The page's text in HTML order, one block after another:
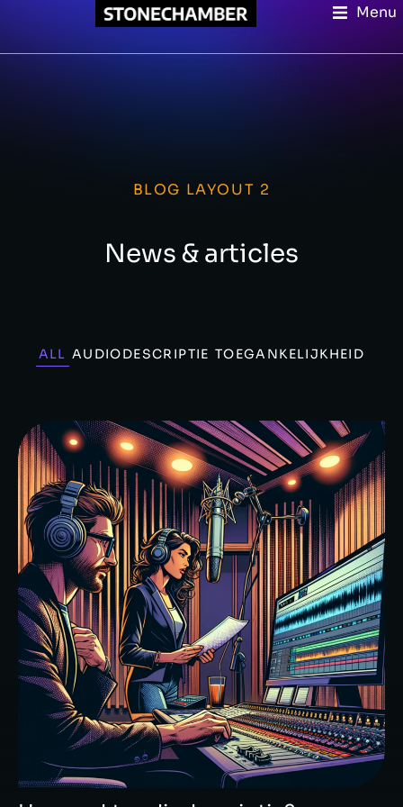
Menu
BLOG LAYOUT 2
News & articles
ALL AUDIODESCRIPTIE TOEGANKELIJKHEID